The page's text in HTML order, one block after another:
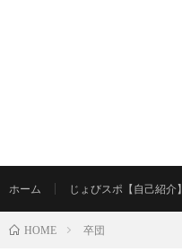
ホーム じょびスポ【自己紹介】
HOME 卒団